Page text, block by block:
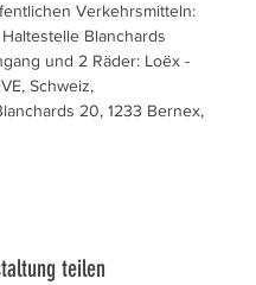
Verkehrsmitteln:
Blanchards
und 2 Räder: Loëx -
Schweiz,
20, 1233 Bernex,
teilen